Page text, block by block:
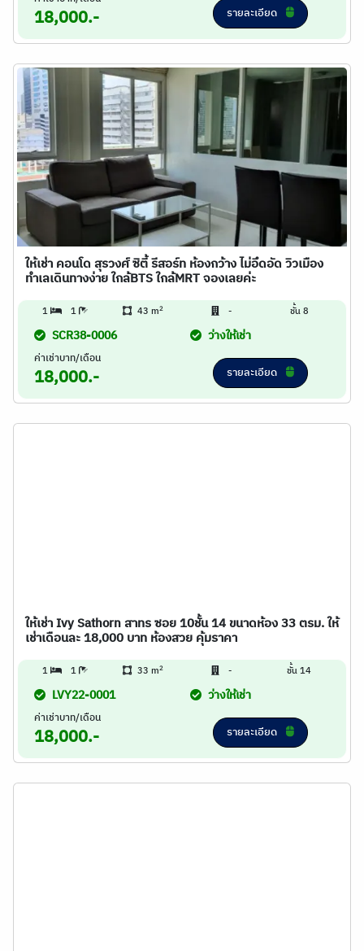
18,000.- รายละเอียด
ให้เช่า คอนโด สุรวงศ์ ซิตี้ รีสอร์ท ห้องกว้าง ไม่อึดอัด วิวเมือง
ทำเลเดินทางง่าย ใกล้BTS ใกล้MRT จองเลยค่ะ
1 1 43 m2 - ชั้น 8
SCR38-0006 ว่างให้เช่า
ค่าเช่าบาท/เดือน
18,000.- รายละเอียด
ให้เช่า Ivy Sathorn สาทร ซอย 10ชั้น 14 ขนาดห้อง 33 ตรม. ให้
เช่าเดือนละ 18,000 บาท ห้องสวย คุ้มราคา
1 1 33 m2 - ชั้น 14
LVY22-0001 ว่างให้เช่า
ค่าเช่าบาท/เดือน
18,000.- รายละเอียด